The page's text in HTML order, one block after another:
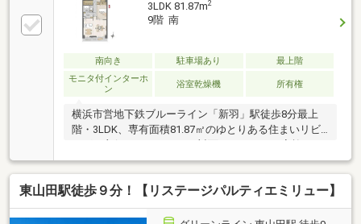
3LDK 81.87m2
9階 南
南向き 駐車場あり
最上階
モニタ付インターホ
ン
浴室乾燥機 所有権
横浜市営地下鉄ブルーライン「新羽」駅徒歩8分最上
階・3LDK、専有面積81.87㎡のゆとりある住まいリビ
会話を楽しみながら料理ができ、日常を少し特別に演
出しますファミリークローゼットに加え、全室に収納
を備えた使いやすい間取りで、ペット飼育も可能オー
トロック付きで安心のセキュリティ、生活利便施設も
徒歩圏に揃う好立地新規リノベーションで、快適性と
東山田駅徒歩９分！【リステージパルティエミリュー】